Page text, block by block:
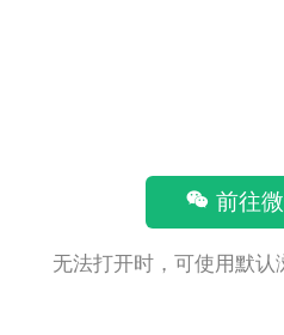
前往
无法打开时，可使用默认